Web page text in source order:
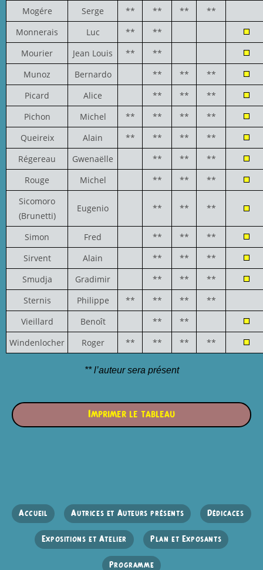
Mogére Serge ** ** **
**
Monnerais
Luc **
**
Mourier
Jean Louis **
**
Munoz
Bernardo ** **
**
Picard
Alice ** **
**
Pichon
Michel ** ** **
**
Queireix
Alain ** ** **
**
Régereau
Gwenaëlle ** **
**
Rouge
Michel ** **
**
Sicomoro
(Brunetti)
Eugenio ** ** **
Simon Fred ** **
**
Sirvent
Alain ** **
**
Smudja
Gradimir ** **
**
Sternis
Philippe ** ** **
**
Vieillard
Benoît **
**
Windenlocher
Roger ** ** ** **
** l’auteur sera présent
Imprimer le tableau
Accueil Autrices et Auteurs présents Dédicaces
Expositions et Atelier Plan et Exposants
Programme